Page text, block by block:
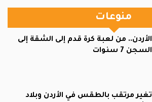
منوعات
الأردن.. من لعبة كرة قدم إلى الشقة إلى
السجن 7 سنوات
تغير مرتقب بالطقس في الأردن وبلاد